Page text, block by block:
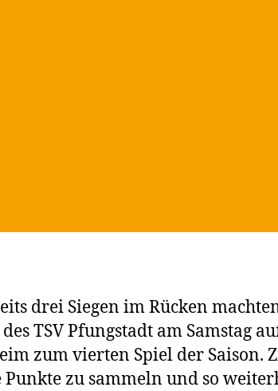
drei Siegen im Rücken
TSV Pfungstadt am Samstag
zum vierten Spiel der Saison.
Punkte zu sammeln und so